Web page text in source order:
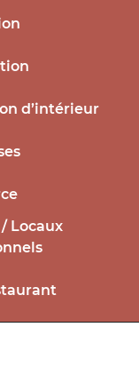
d’intérieur
Locaux